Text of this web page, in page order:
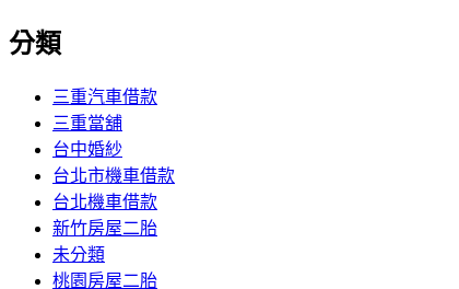
分類
三重汽車借款
三重當舖
台中婚紗
台北市機車借款
台北機車借款
新竹房屋二胎
未分類
桃園房屋二胎